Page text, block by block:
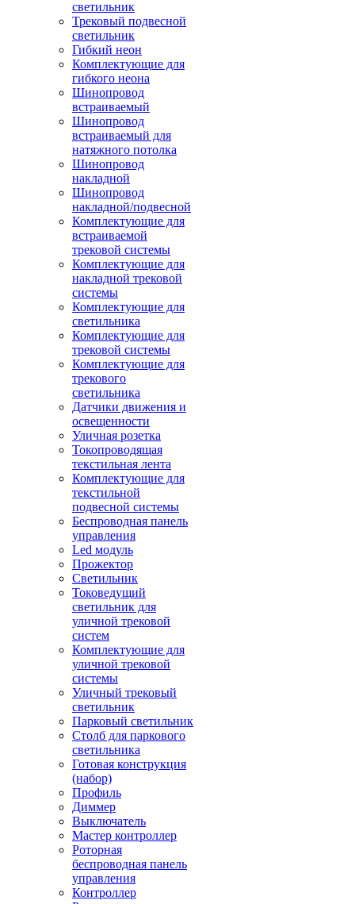
светильник
Трековый подвесной
светильник
Гибкий неон
Комплектующие для
гибкого неона
Шинопровод
встраиваемый
Шинопровод
встраиваемый для
натяжного потолка
Шинопровод
накладной
Шинопровод
накладной/подвесной
Комплектующие для
встраиваемой
трековой системы
Комплектующие для
накладной трековой
системы
Комплектующие для
светильника
Комплектующие для
трековой системы
Комплектующие для
трекового
светильника
Датчики движения и
освещенности
Уличная розетка
Токопроводящая
текстильная лента
Комплектующие для
текстильной
подвесной системы
Беспроводная панель
управления
Led модуль
Прожектор
Светильник
Токоведущий
светильник для
уличной трековой
систем
Комплектующие для
уличной трековой
системы
Уличный трековый
светильник
Парковый светильник
Столб для паркового
светильника
Готовая конструкция
(набор)
Профиль
Диммер
Выключатель
Мастер контроллер
Роторная
беспроводная панель
управления
Контроллер